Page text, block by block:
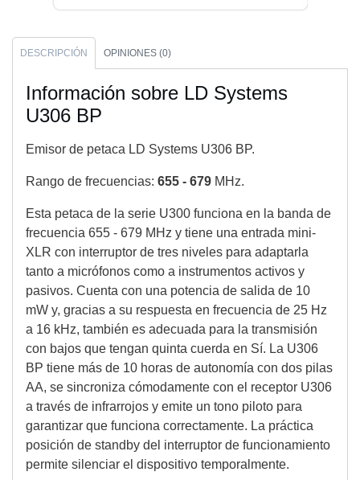
DESCRIPCIÓN OPINIONES (0)
Información sobre LD Systems
U306 BP
Emisor de petaca LD Systems U306 BP.
Rango de frecuencias: 655 - 679 MHz.
Esta petaca de la serie U300 funciona en la banda de
frecuencia 655 - 679 MHz y tiene una entrada mini-
XLR con interruptor de tres niveles para adaptarla
tanto a micrófonos como a instrumentos activos y
pasivos. Cuenta con una potencia de salida de 10
mW y, gracias a su respuesta en frecuencia de 25 Hz
a 16 kHz, también es adecuada para la transmisión
con bajos que tengan quinta cuerda en Sí. La U306
BP tiene más de 10 horas de autonomía con dos pilas
AA, se sincroniza cómodamente con el receptor U306
a través de infrarrojos y emite un tono piloto para
garantizar que funciona correctamente. La práctica
posición de standby del interruptor de funcionamiento
permite silenciar el dispositivo temporalmente.